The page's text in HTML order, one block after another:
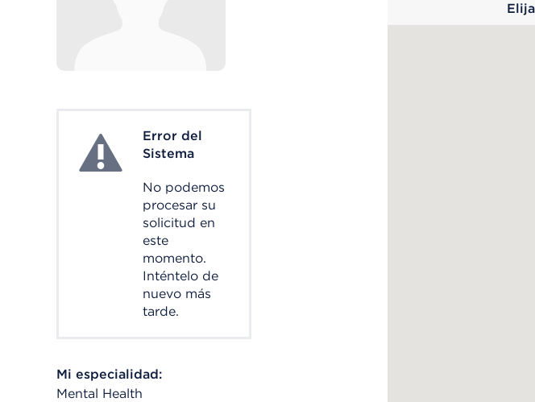
System ErrorError del
Sistema
No podemos
procesar su
solicitud en
este
momento.
Inténtelo de
nuevo más
tarde.
Mi especialidad:
Mental Health